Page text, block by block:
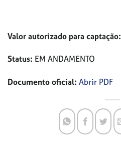
Valor autorizado para captação:
Status: EM ANDAMENTO
Documento oficial: Abrir PDF